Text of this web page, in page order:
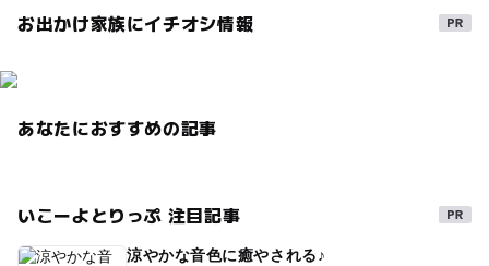
お出かけ家族にイチオシ情報
あなたにおすすめの記事
いこーよとりっぷ 注目記事
涼やかな音色に癒やされる♪